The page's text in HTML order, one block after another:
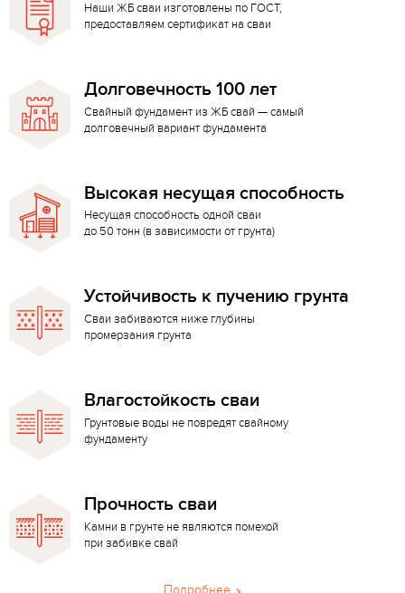
Наши ЖБ сваи изготовлены по ГОСТ,
предоставляем сертификат на сваи
Долговечность 100 лет
Свайный фундамент из ЖБ свай — самый
долговечный вариант фундамента
Высокая несущая способность
Несущая способность одной сваи
до 50 тонн (в зависимости от грунта)
Устойчивость к пучению грунта
Сваи забиваются ниже глубины
промерзания грунта
Влагостойкость сваи
Грунтовые воды не повредят свайному
фундаменту
Прочность сваи
Камни в грунте не являются помехой
при забивке свай
Подробнее